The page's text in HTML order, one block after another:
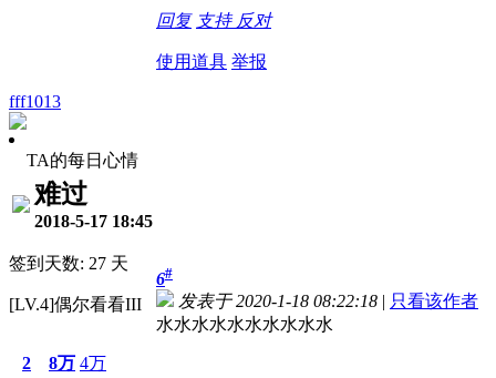
回复 支持 反对
使用道具 举报
fff1013
TA的每日心情
难过
2018-5-17 18:45
签到天数: 27 天
[LV.4]偶尔看看III
2 8万 4万
6#
发表于 2020-1-18 08:22:18 | 只看该作者
水水水水水水水水水水